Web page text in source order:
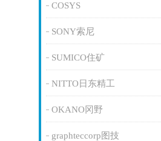
COSYS
SONY索尼
SUMICO住矿
NITTO日东精工
OKANO冈野
graphteccorp图技